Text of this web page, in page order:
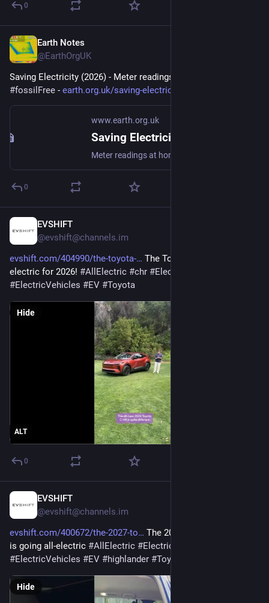
0
Earth Notes
@EarthOrgUK
Saving Electricity (2026) - Meter readings at home
#fossilFree - earth.org.uk/saving-electricit
www.earth.org.uk
Saving Electricity (2026)
0
EVSHIFT
@evshift@channels.im
evshift.com/404990/the-toyota-
The Toyota C-HR is all-
electric for 2026! #AllElectric #chr #ElectricCar
#ElectricVehicles #EV #Toyota
ALT
Hide
0
EVSHIFT
@evshift@channels.im
evshift.com/400672/the-2027-to
The 2027 Toyota Highlander
is going all-electric #AllElectric #ElectricCar
#ElectricVehicles #EV #highlander #Toyota
Hide